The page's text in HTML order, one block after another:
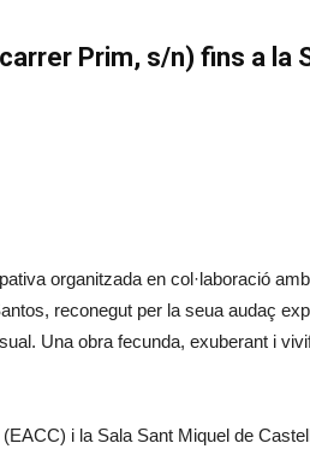
Prim, s/n) fins a la
organitzada en col·laboració
reconegut per la seua audaç
Una obra fecunda, exuberant i
(EACC) i la Sala Sant Miquel de